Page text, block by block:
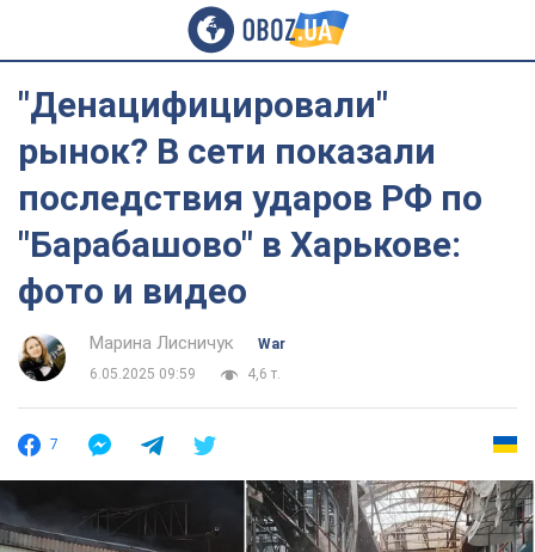
"Денацифицировали"
рынок? В сети показали
последствия ударов РФ по
"Барабашово" в Харькове:
фото и видео
Марина Лисничук
War
6.05.2025 09:59
4,6 т.
7